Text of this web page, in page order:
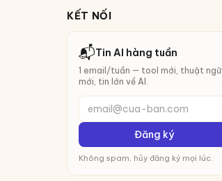
KẾT NỐI
📬Tin AI hàng tuần
1 email/tuần — tool mới, thuật ngữ
mới, tin lớn về AI.
email@cua-ban.com
Đăng ký
Không spam, hủy đăng ký mọi lúc.